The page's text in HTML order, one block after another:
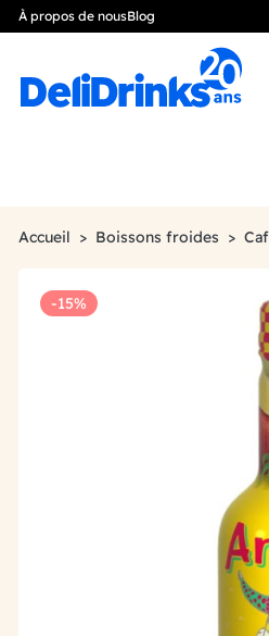
À propos de nousBlog
Accueil Boissons froides
-15%